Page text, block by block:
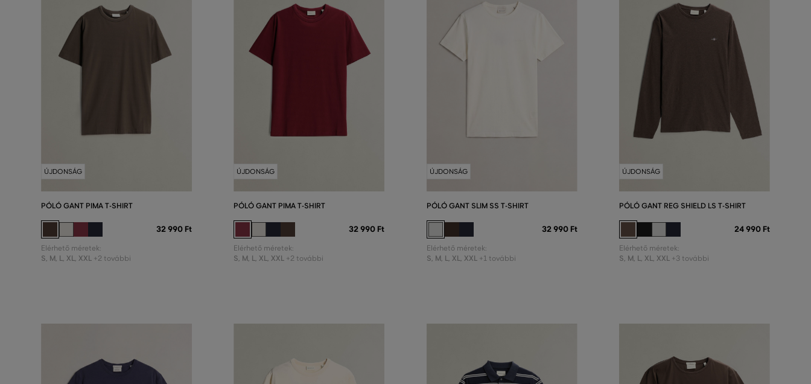
ÚJDONSÁG
PÓLÓ GANT PIMA T-SHIRT
32 990 Ft
Elérhető méretek:
S, M, L, XL, XXL +2 további
ÚJDONSÁG
PÓLÓ GANT PIMA T-SHIRT
32 990 Ft
Elérhető méretek:
S, M, L, XL, XXL +2 további
ÚJDONSÁG
PÓLÓ GANT SLIM SS T-SHIRT
32 990 Ft
Elérhető méretek:
S, M, L, XL, XXL +1 további
ÚJDONSÁG
PÓLÓ GANT REG SHIELD LS T-SHIRT
24 990 Ft
Elérhető méretek:
S, M, L, XL, XXL +3 további